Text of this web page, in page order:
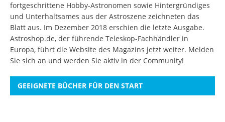
fortgeschrittene Hobby-Astronomen sowie Hintergründiges
und Unterhaltsames aus der Astroszene zeichneten das
Blatt aus. Im Dezember 2018 erschien die letzte Ausgabe.
Astroshop.de, der führende Teleskop-Fachhändler in
Europa, führt die Website des Magazins jetzt weiter. Melden
Sie sich an und werden Sie aktiv in der Community!
GEEIGNETE BÜCHER FÜR DEN START